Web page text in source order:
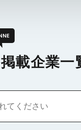
掲載企業一